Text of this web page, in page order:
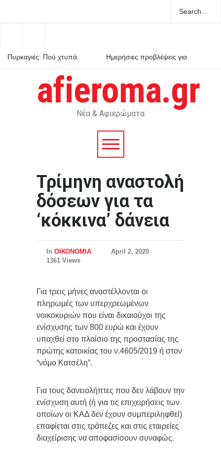
Πυρκαγιές: Πού χτυπά
Ημερήσιες προβλέψεις για
Ο Μητσοτάκης στρέφεται
κατά του εαυτού του και
κηρύσσει πόλεμο στο
afieroma.gr
Νέα & Αφιερώματα
Τρίμηνη αναστολή
δόσεων για τα
‘κόκκινα’ δάνεια
In ΟΙΚΟΝΟΜΙΑ
April 2, 2020
1361 Views
Για τρεις μήνες αναστέλλονται οι
πληρωμές των υπερχρεωμένων
νοικοκυριών που είναι δικαιούχοι της
ενίσχυσης των 800 ευρώ και έχουν
υπαχθεί στο πλαίσιο της προστασίας της
πρώτης κατοικίας του ν.4605/2019 ή στον
“νόμο Κατσέλη”.
Για τους δανειολήπτες που δεν λάβουν την
ενίσχυση αυτή (ή για τις επιχειρήσεις των
οποίων οι ΚΑΔ δεν έχουν συμπεριληφθεί)
επαφίεται στις τράπεζες και στις εταιρείες
διαχείρισης να αποφασίσουν συναφώς.